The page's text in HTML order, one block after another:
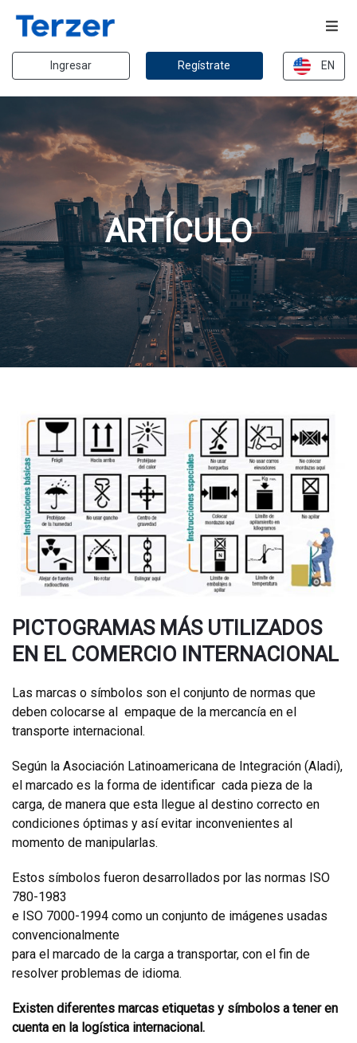
Ingresar Regístrate EN
ARTÍCULO
PICTOGRAMAS MÁS UTILIZADOS
EN EL COMERCIO INTERNACIONAL
Las marcas o símbolos son el conjunto de normas que
deben colocarse al empaque de la mercancía en el
transporte internacional.
Según la Asociación Latinoamericana de Integración (Aladi),
el marcado es la forma de identificar cada pieza de la
carga, de manera que esta llegue al destino correcto en
condiciones óptimas y así evitar inconvenientes al
momento de manipularlas.
Estos símbolos fueron desarrollados por las normas ISO
780-1983
e ISO 7000-1994 como un conjunto de imágenes usadas
convencionalmente
para el marcado de la carga a transportar, con el fin de
resolver problemas de idioma.
Existen diferentes marcas etiquetas y símbolos a tener en
cuenta en la logística internacional.